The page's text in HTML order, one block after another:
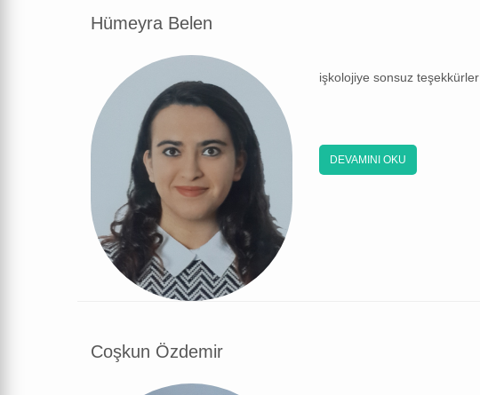
Hümeyra Belen
işkolojiye sonsuz teşekkürler
DEVAMINI OKU
Coşkun Özdemir